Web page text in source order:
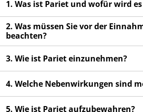
Wenn Sie Nebenwirkungen
sich an Ihren Arzt oder
für Nebenwirkungen, die nicht
Packungsbeilage angegeben
4.
1. Was ist Pariet und wofür wird
2. Was müssen Sie vor der
beachten?
3. Wie ist Pariet einzunehmen?
4. Welche Nebenwirkungen sind
5. Wie ist Pariet aufzubewahren?